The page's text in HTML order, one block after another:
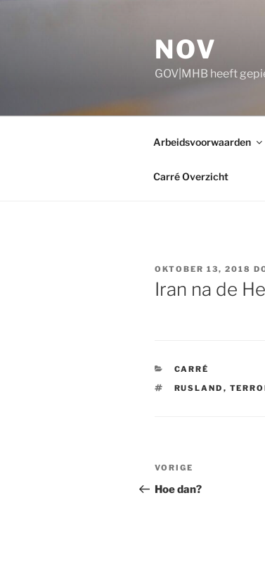
NOV
GOV|MHB heeft
Arbeidsvoorwaarden
Carré Overzicht
GEPLAATST
OP
OKTOBER 13, 2018
Iran na de
CATEGORIEËN
CARRÉ
TAGS
RUSLAND ,
Bericht
navigatie
Vorig
bericht
VORIGE
Hoe dan?